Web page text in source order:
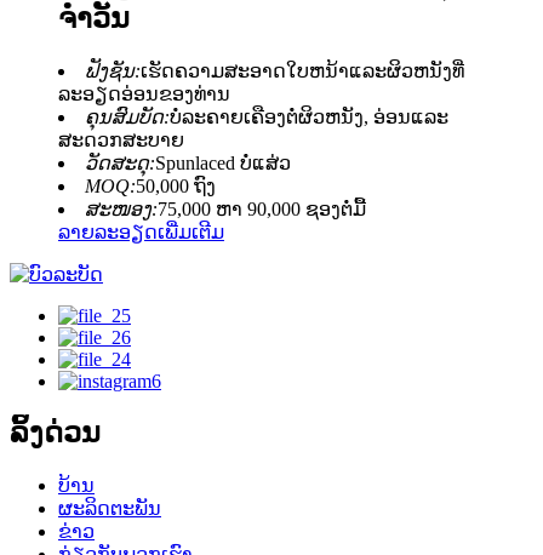
ຈໍາວັນ
ຟັງຊັນ:ເຮັດຄວາມສະອາດໃບຫນ້າແລະຜິວຫນັງທີ່
ລະອຽດອ່ອນຂອງທ່ານ
ຄຸນສົມບັດ:ບໍ່ລະຄາຍເຄືອງຕໍ່ຜິວຫນັງ, ອ່ອນແລະ
ສະດວກສະບາຍ
ວັດສະດຸ:Spunlaced ບໍ່ແສ່ວ
MOQ:50,000 ຖົງ
ສະໜອງ:75,000 ຫາ 90,000 ຊອງຕໍ່ມື້
ລາຍລະອຽດເພີ່ມເຕີມ
ລິ້ງດ່ວນ
ບ້ານ
ຜະລິດຕະພັນ
ຂ່າວ